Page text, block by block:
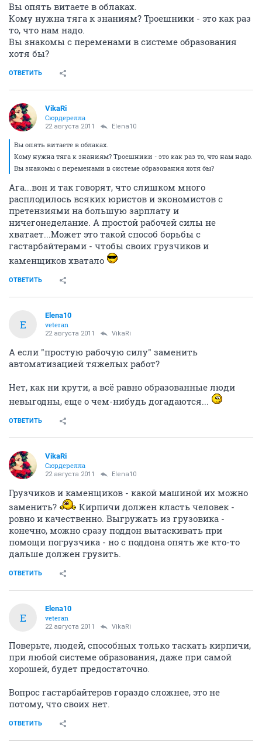
Вы опять витаете в облаках.
Кому нужна тяга к знаниям? Троешники - это как раз
то, что нам надо.
Вы знакомы с переменами в системе образования
хотя бы?
ОТВЕТИТЬ
VikaRi
Сюрдерелла
22 августа 2011 Elena10
Вы опять витаете в облаках.
Кому нужна тяга к знаниям? Троешники - это как раз то, что нам надо.
Вы знакомы с переменами в системе образования хотя бы?
Ага...вон и так говорят, что слишком много
расплодилось всяких юристов и экономистов с
претензиями на большую зарплату и
ничегонеделание. А простой рабочей силы не
хватает...Может это такой способ борьбы с
гастарбайтерами - чтобы своих грузчиков и
каменщиков хватало
ОТВЕТИТЬ
E
Elena10
veteran
22 августа 2011 VikaRi
А если "простую рабочую силу" заменить
автоматизацией тяжелых работ?
Нет, как ни крути, а всё равно образованные люди
невыгодны, еще о чем-нибудь догадаются...
ОТВЕТИТЬ
VikaRi
Сюрдерелла
22 августа 2011 Elena10
Грузчиков и каменщиков - какой машиной их можно
заменить?
Кирпичи должен класть человек -
ровно и качественно. Выгружать из грузовика -
конечно, можно сразу поддон вытаскивать при
помощи погрузчика - но с поддона опять же кто-то
дальше должен грузить.
ОТВЕТИТЬ
E
Elena10
veteran
22 августа 2011 VikaRi
Поверьте, людей, способных только таскать кирпичи,
при любой системе образования, даже при самой
хорошей, будет предостаточно.
Вопрос гастарбайтеров гораздо сложнее, это не
потому, что своих нет.
ОТВЕТИТЬ